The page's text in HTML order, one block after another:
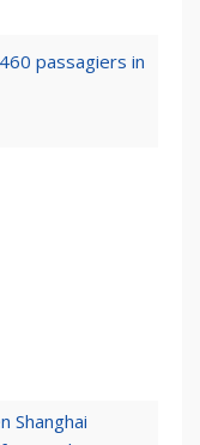
passagiers in
Shanghai